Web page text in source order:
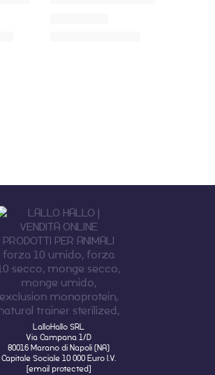
LalloHallo SRL
Via Campana 1/D
80016 Marano di Napoli (NA)
Capitale Sociale 10 000 Euro I.V.
[email protected]